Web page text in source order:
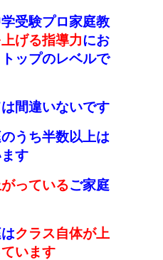
受験プロ家庭教
げる指導力にお
ップのレベルで
間違いないです
うち半数以上は
す
っているご家庭
クラス自体が上
います